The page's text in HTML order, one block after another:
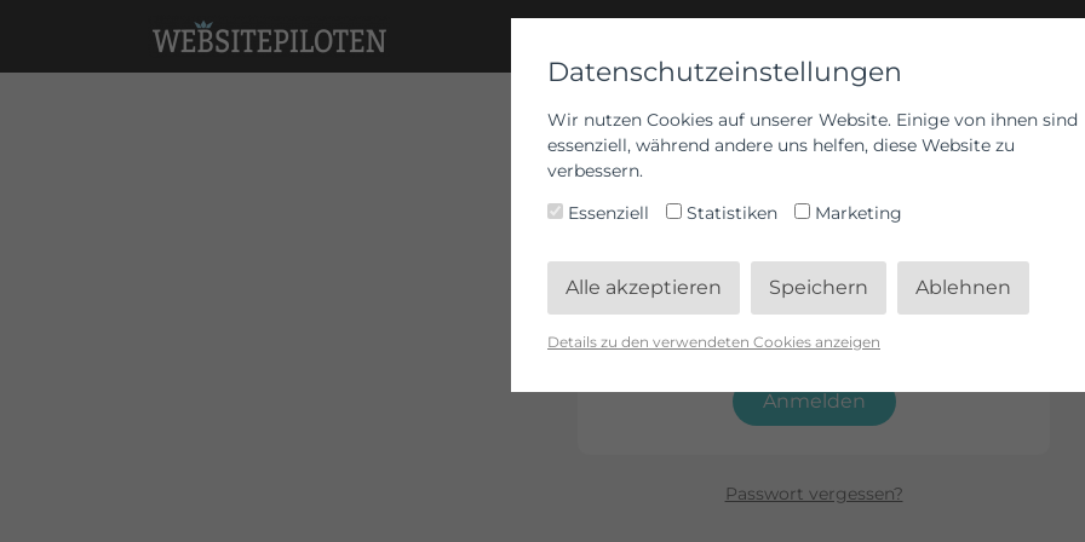
Datenschutzeinstellungen
Wir nutzen Cookies auf unserer Website. Einige von ihnen sind
essenziell, während andere uns helfen, diese Website zu
verbessern.
Essenziell
Statistiken Marketing
Alle akzeptieren Speichern Ablehnen
Details zu den verwendeten Cookies anzeigen
Anmelden
Anmelden
Passwort vergessen?